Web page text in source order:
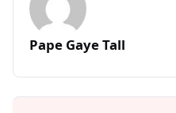
Pape Gaye Tall